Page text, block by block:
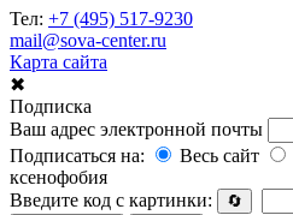
Тел: +7 (495) 517-9230
mail@sova-center.ru
Карта сайта
✖
Подписка
Ваш адрес электронной почты
Подписаться на:
Весь сайт
ксенофобия
Введите код с картинки:
🔄